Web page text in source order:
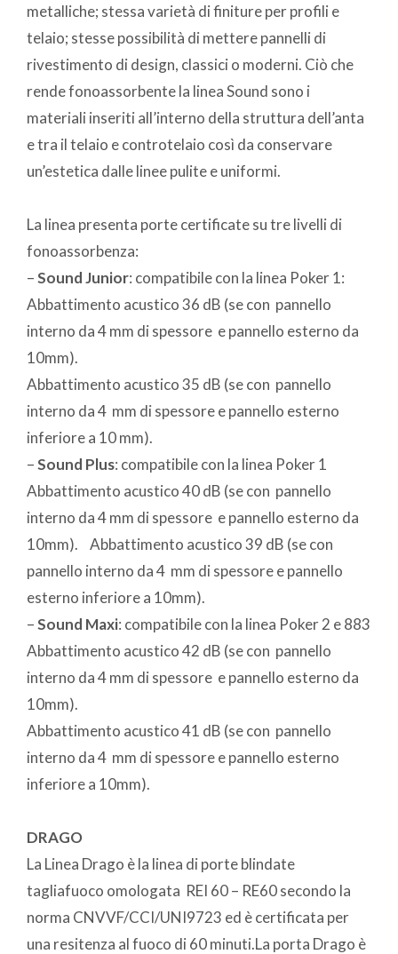
metalliche; stessa varietà di finiture per profili e
telaio; stesse possibilità di mettere pannelli di
rivestimento di design, classici o moderni. Ciò che
rende fonoassorbente la linea Sound sono i
materiali inseriti all’interno della struttura dell’anta
e tra il telaio e controtelaio così da conservare
un’estetica dalle linee pulite e uniformi.
La linea presenta porte certificate su tre livelli di
fonoassorbenza:
–Sound Junior: compatibile con la linea Poker 1:
Abbattimento acustico 36 dB (se con pannello
interno da 4 mm di spessore e pannello esterno da
10mm).
Abbattimento acustico 35 dB (se con pannello
interno da 4 mm di spessore e pannello esterno
inferiore a 10 mm).
–Sound Plus: compatibile con la linea Poker 1
Abbattimento acustico 40 dB (se con pannello
interno da 4 mm di spessore e pannello esterno da
10mm). Abbattimento acustico 39 dB (se con
pannello interno da 4 mm di spessore e pannello
esterno inferiore a 10mm).
–Sound Maxi: compatibile con la linea Poker 2 e 883
Abbattimento acustico 42 dB (se con pannello
interno da 4 mm di spessore e pannello esterno da
10mm).
Abbattimento acustico 41 dB (se con pannello
interno da 4 mm di spessore e pannello esterno
inferiore a 10mm).
DRAGO
La Linea Drago è la linea di porte blindate
tagliafuoco omologata REI 60 – RE60 secondo la
norma CNVVF/CCI/UNI9723 ed è certificata per
una resitenza al fuoco di 60 minuti.La porta Drago è